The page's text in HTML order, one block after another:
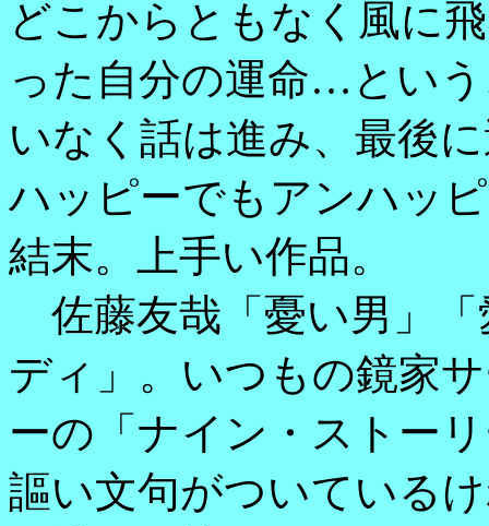
どこからともなく風に
った自分の運命…とい
いなく話は進み、最後
ハッピーでもアンハッ
結末。上手い作品。
佐藤友哉「憂い男」
ディ」。いつもの鏡家
ーの「ナイン・ストー
謳い文句がついている